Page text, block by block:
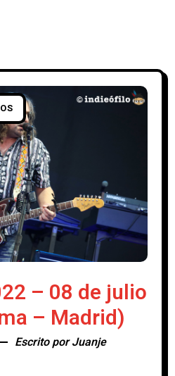
– 08 de julio
– Madrid)
Escrito porJuanje